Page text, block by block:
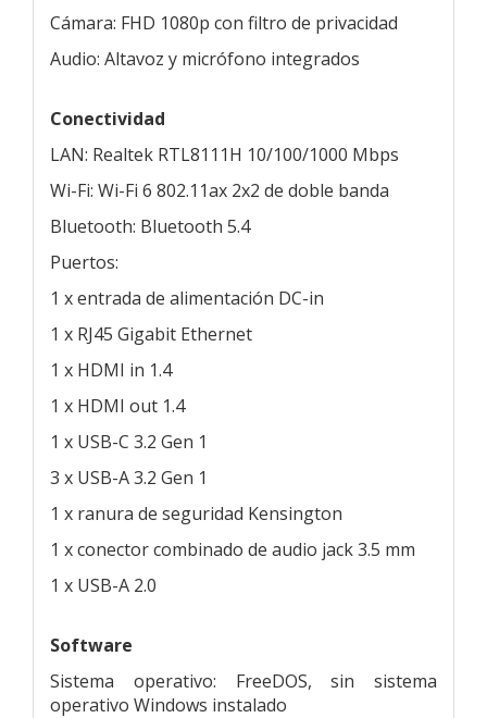
Cámara: FHD 1080p con filtro de privacidad
Audio: Altavoz y micrófono integrados
Conectividad
LAN: Realtek RTL8111H 10/100/1000 Mbps
Wi-Fi: Wi-Fi 6 802.11ax 2x2 de doble banda
Bluetooth: Bluetooth 5.4
Puertos:
1 x entrada de alimentación DC-in
1 x RJ45 Gigabit Ethernet
1 x HDMI in 1.4
1 x HDMI out 1.4
1 x USB-C 3.2 Gen 1
3 x USB-A 3.2 Gen 1
1 x ranura de seguridad Kensington
1 x conector combinado de audio jack 3.5 mm
1 x USB-A 2.0
Software
Sistema operativo: FreeDOS, sin sistema
operativo Windows instalado